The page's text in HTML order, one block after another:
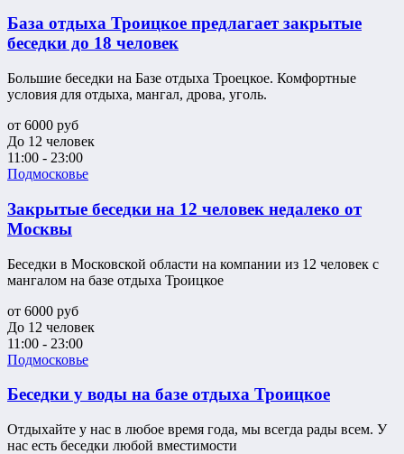
База отдыха Троицкое предлагает закрытые
беседки до 18 человек
Большие беседки на Базе отдыха Троецкое. Комфортные
условия для отдыха, мангал, дрова, уголь.
от 6000 руб
До 12 человек
11:00 - 23:00
Подмосковье
Закрытые беседки на 12 человек недалеко от
Москвы
Беседки в Московской области на компании из 12 человек с
мангалом на базе отдыха Троицкое
от 6000 руб
До 12 человек
11:00 - 23:00
Подмосковье
Беседки у воды на базе отдыха Троицкое
Отдыхайте у нас в любое время года, мы всегда рады всем. У
нас есть беседки любой вместимости